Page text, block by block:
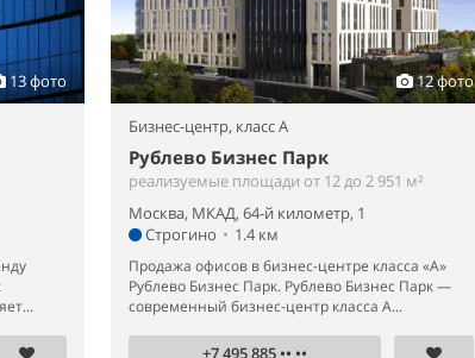
13 фото 12 фото
Бизнес-центр, класс A
Рублево Бизнес Парк
реализуемые площади от 12 до 2 951 м²
Москва, МКАД, 64-й километр, 1
Строгино • 1.4 км
Продажа офисов в бизнес-центре класса «А»
Рублево Бизнес Парк. Рублево Бизнес Парк —
современный бизнес-центр класса А...
+7 495 885 •• ••